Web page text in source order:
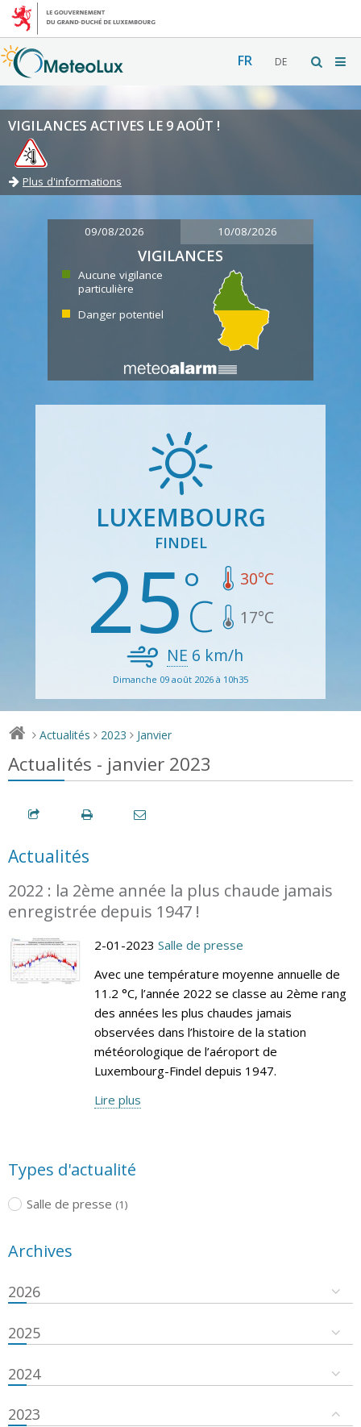
FR DE
VIGILANCES ACTIVES LE 9 AOÛT !
Plus d'informations
09/08/2026 10/08/2026
VIGILANCES
Aucune vigilance
particulière
Danger potentiel
LUXEMBOURG
FINDEL
25 30°C
17°C
NE 6 km/h
Dimanche 09 août 2026 à 10h35
> Actualités > 2023 > Janvier
Actualités - janvier 2023
Actualités
2022 : la 2ème année la plus chaude jamais
enregistrée depuis 1947 !
2-01-2023 Salle de presse
Avec une température moyenne annuelle de
11.2 °C, l’année 2022 se classe au 2ème rang
des années les plus chaudes jamais
observées dans l’histoire de la station
météorologique de l’aéroport de
Luxembourg-Findel depuis 1947.
Lire plus
Types d'actualité
Salle de presse (1)
Archives
2026
2025
2024
2023